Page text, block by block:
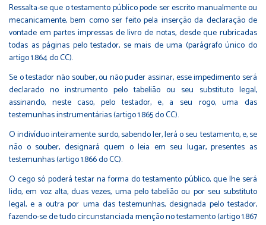
Ressalta-se que o testamento público pode ser escrito manualmente ou
mecanicamente, bem como ser feito pela inserção da declaração de
vontade em partes impressas de livro de notas, desde que rubricadas
todas as páginas pelo testador, se mais de uma (parágrafo único do
artigo 1.864 do CC).
Se o testador não souber, ou não puder assinar, esse impedimento será
declarado no instrumento pelo tabelião ou seu substituto legal,
assinando, neste caso, pelo testador, e, a seu rogo, uma das
testemunhas instrumentárias (artigo 1.865 do CC).
O indivíduo inteiramente surdo, sabendo ler, lerá o seu testamento, e, se
não o souber, designará quem o leia em seu lugar, presentes as
testemunhas (artigo 1.866 do CC).
O cego só poderá testar na forma do testamento público, que lhe será
lido, em voz alta, duas vezes, uma pelo tabelião ou por seu substituto
legal, e a outra por uma das testemunhas, designada pelo testador,
fazendo-se de tudo circunstanciada menção no testamento (artigo 1.867